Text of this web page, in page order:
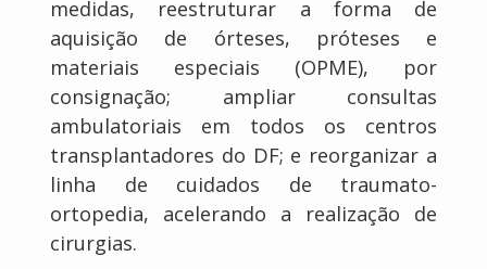
medidas, reestruturar a forma de
aquisição de órteses, próteses e
materiais especiais (OPME), por
consignação; ampliar consultas
ambulatoriais em todos os centros
transplantadores do DF; e reorganizar a
linha de cuidados de traumato-
ortopedia, acelerando a realização de
cirurgias.